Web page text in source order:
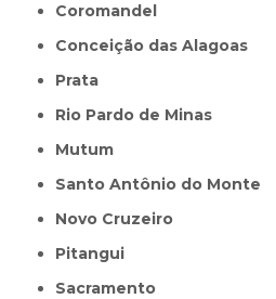
Coromandel
Conceição das Alagoas
Prata
Rio Pardo de Minas
Mutum
Santo Antônio do Monte
Novo Cruzeiro
Pitangui
Sacramento